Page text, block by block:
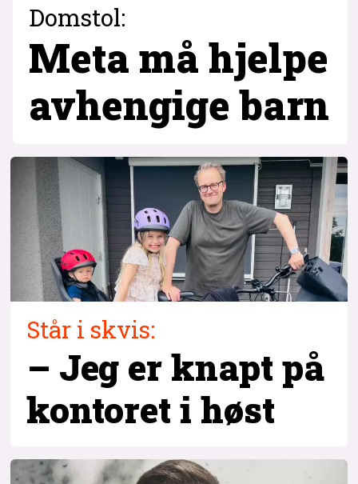
Domstol:
Meta må hjelpe
avhengige barn
Står i skvis:
– Jeg er knapt på
kontoret i høst